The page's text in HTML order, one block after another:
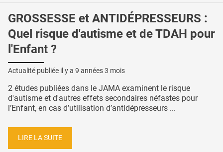
GROSSESSE et ANTIDÉPRESSEURS :
Quel risque d'autisme et de TDAH pour
l'Enfant ?
Actualité publiée il y a 9 années 3 mois
2 études publiées dans le JAMA examinent le risque
d'autisme et d'autres effets secondaires néfastes pour
l’Enfant, en cas d’utilisation d’antidépresseurs ...
LIRE LA SUITE